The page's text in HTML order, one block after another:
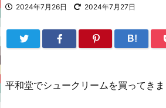
2024年7月26日 2024年7月27日
B!
平和堂でシュークリームを買ってきま